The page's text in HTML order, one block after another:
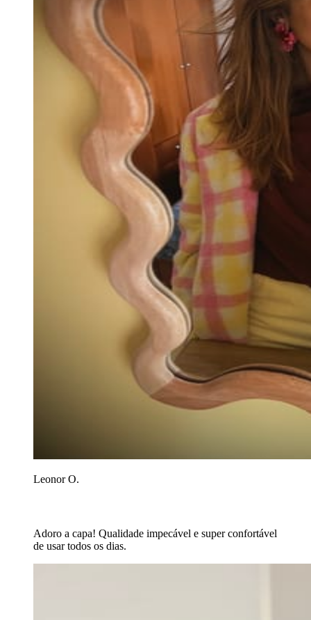
Leonor O.
Adoro a capa! Qualidade impecável e super confortável
de usar todos os dias.